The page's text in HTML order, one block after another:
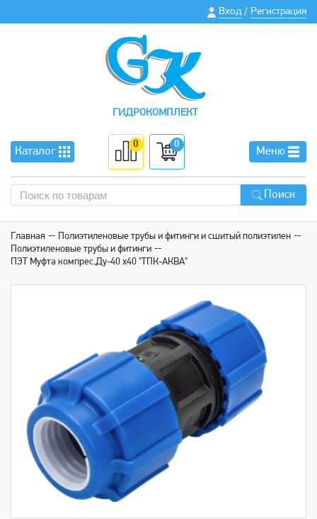
Вход / Регистрация
ГИДРОКОМПЛЕКТ
Каталог
0 0
Меню
Поиск
Главная
Полиэтиленовые трубы и фитинги и сшитый полиэтилен
Полиэтиленовые трубы и фитинги
ПЭТ Муфта компрес.Ду-40 х40 "ТПК-АКВА"